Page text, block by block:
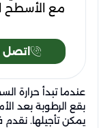
مع الأسطح
المملكة
العزل
وجود شروخ،
عزل سابقة.
تنظيفه،
اتصل
عندما تبدأ حرارة
بقع الرطوبة بعد
يمكن تأجيلها.